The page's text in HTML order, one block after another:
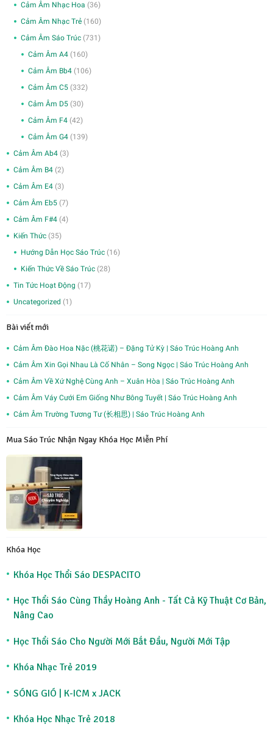
Cảm Âm Nhạc Hoa (36)
Cảm Âm Nhạc Trẻ (160)
Cảm Âm Sáo Trúc (731)
Cảm Âm A4 (160)
Cảm Âm Bb4 (106)
Cảm Âm C5 (332)
Cảm Âm D5 (30)
Cảm Âm F4 (42)
Cảm Âm G4 (139)
Cảm Âm Ab4 (3)
Cảm Âm B4 (2)
Cảm Âm E4 (3)
Cảm Âm Eb5 (7)
Cảm Âm F#4 (4)
Kiến Thức (35)
Hướng Dẫn Học Sáo Trúc (16)
Kiến Thức Về Sáo Trúc (28)
Tin Tức Hoạt Động (17)
Uncategorized (1)
Bài viết mới
Cảm Âm Đào Hoa Nặc (桃花诺) – Đặng Tử Kỳ | Sáo Trúc Hoàng Anh
Cảm Âm Xin Gọi Nhau Là Cố Nhân – Song Ngọc | Sáo Trúc Hoàng Anh
Cảm Âm Về Xứ Nghệ Cùng Anh – Xuân Hòa | Sáo Trúc Hoàng Anh
Cảm Âm Váy Cưới Em Giống Như Bông Tuyết | Sáo Trúc Hoàng Anh
Cảm Âm Trường Tương Tư (长相思) | Sáo Trúc Hoàng Anh
Mua Sáo Trúc Nhận Ngay Khóa Học Miễn Phí
Khóa Học
Khóa Học Thổi Sáo DESPACITO
Học Thổi Sáo Cùng Thầy Hoàng Anh - Tất Cả Kỹ Thuật Cơ Bản,
Nâng Cao
Học Thổi Sáo Cho Người Mới Bắt Đầu, Người Mới Tập
Khóa Nhạc Trẻ 2019
SÓNG GIÓ | K-ICM x JACK
Khóa Học Nhạc Trẻ 2018